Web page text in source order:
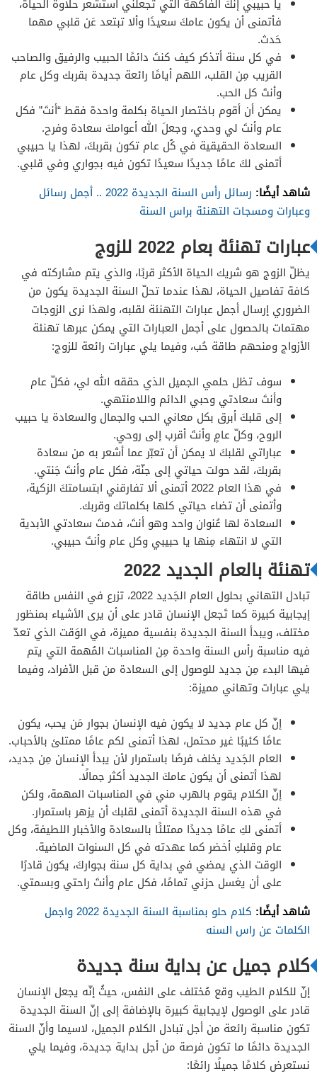
يا حبيبي إنكَ الفاكهة التي تجعلني أستشعر حلاوة الحياة،
فأتمنى أن يكون عامكَ سعيدًا وألا تبتعد عَن قلبي مهما
حَدث.
في كل سنة أتذكر كيف كنتَ دائمًا الحبيب والرفيق والصاحب
القريب مِن القلب، اللهم أيامًا رائعة جديدة بقربك وكل عام
وأنتَ كل الحب.
يمكن أن أقوم باختصار الحياة بكلمة واحدة فقط “أنتَ” فكل
عام وأنتَ لي وحدي، وجعلَ الله أعوامكَ سعادة وفرح.
السعادة الحقيقية في كُل عام تكون بقربكَ، لهذا يا حبيبي
أتمنى لكَ عامًا جديدًا سعيدًا تكون فيه بجواري وفي قلبي.
شاهد أيضًا:
رسائل رأس السنة الجديدة 2022 .. أجمل رسائل
وعبارات ومسجات التهنئة براس السنة
عبارات تهنئة بعام 2022 للزوج
يظلّ الزوج هو شريك الحياة الأكثر قربًا، والذي يتم مشاركته في
كافة تفاصيل الحياة، لهذا عندما تحلّ السنة الجديدة يكون من
الضروري إرسال أجمل عبارات التهنئة لقلبه، ولهذا نرى الزوجات
مهتمات بالحصول على أجمل العبارات التي يمكن عبرها تهنئة
الأزواج ومنحهم طاقة حُب، وفيما يلي عبارات رائعة للزوج:
سوف تظل حلمي الجميل الذي حققه الله لي، فكلّ عام
وأنتَ سعادتي وحبي الدائم واللامنتهي.
إلى قلبكَ أبرق بكل معاني الحب والجمال والسعادة يا حبيب
الروح، وكلّ عامٍ وأنتَ أقرب إلى روحي.
عباراتي لقلبكَ لا يمكن أن تعبّر عما أشعر به من سعادة
بقربكَ، لقد حولت حياتي إلى جنّة، فكل عام وأنتَ جَنتي.
في هذا العام 2022 أتمنى ألا تفارقني ابتسامتكَ الزكية،
وأتمنى أن تضاء حياتي كلها بكلماتك وقربك.
السعادة لها عُنوان واحد وهو أنتَ، فدمتَ سعادتي الأبدية
التي لا انتهاء مِنها يا حبيبي وكل عام وأنتَ حبيبي.
تهنئة بالعام الجديد 2022
تبادل التهاني بحلول العام الجَديد 2022، تزرع في النفس طاقة
إيجابية كبيرة كما تَجعل الإنسان قادر على أن يرى الأشياء بمنظور
مختلف، ويبدأ السنة الجديدة بنفسية مميزة، في الوَقت الذي تعدّ
فيه مناسبة رأس السنة واحدة مِن المناسبات المُهمة التي يتم
فيها البدء مِن جديد للوصول إلى السعادة من قبل الأفراد، وفيما
يلي عبارات وتهاني مميزة:
إنّ كل عام جديد لا يكون فيه الإنسان بجوار مَن يحب، يكون
عامًا كئيبًا غير محتمل، لهذا أتمنى لكم عامًا ممتلئ بالأحباب.
العام الجَديد يخلف فرصًا باستمرار لأن يبدأ الإنسان مِن جديد،
لهذا أتمنى أن يكون عامكَ الجديد أكثر جمالًا.
إنّ الكلام يقوم بالهرب مني في المناسبات المهمة، ولكن
في هذه السنة الجديدة أتمنى لقلبك أن يزهر باستمرار.
أتمنى لكِ عامًا جديدًا ممتلئًا بالسعادة والأخبار اللطيفة، وكل
عام وقلبكِ أخضر كما عهدته في كل السنوات الماضية.
الوقت الذي يمضي في بداية كل سنة بجواركَ، يكون قادرًا
على أن يغسل حزني تمامًا، فكل عام وأنتَ راحتي وبسمتي.
شاهد أيضًا:
كلام حلو بمناسبة السنة الجديدة 2022 واجمل
الكلمات عن راس السنه
كلام جميل عن بداية سنة جديدة
إنّ للكلام الطيب وقع مُختلف على النفس، حيثُ إنّه يجعل الإنسان
قادر على الوصول لإيجابية كبيرة بالإضافة إلى إنّ السنة الجديدة
تكون مناسبة رائعة من أجل تبادل الكلام الجميل، لاسيما وأنّ السنة
الجديدة دائمًا ما تكون فرصة من أجل بداية جديدة، وفيما يلي
نستعرض كلامًا جميلًا رائعًا: